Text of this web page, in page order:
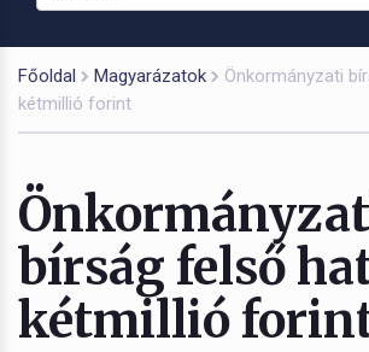
Főoldal Magyarázatok
Önkormányzati
kétmillió forint
bírság felső
kétmillió